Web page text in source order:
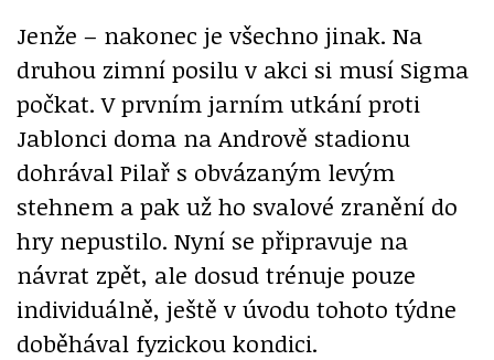
Jenže – nakonec je všechno jinak. Na
druhou zimní posilu v akci si musí Sigma
počkat. V prvním jarním utkání proti
Jablonci doma na Andrově stadionu
dohrával Pilař s obvázaným levým
stehnem a pak už ho svalové zranění do
hry nepustilo. Nyní se připravuje na
návrat zpět, ale dosud trénuje pouze
individuálně, ještě v úvodu tohoto týdne
doběhával fyzickou kondici.